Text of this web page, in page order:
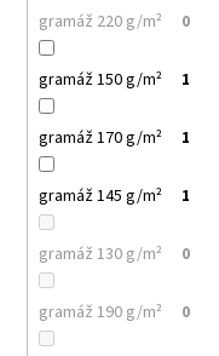
gramáž 220 g/m² 0
gramáž 150 g/m² 1
gramáž 170 g/m² 1
gramáž 145 g/m² 1
gramáž 130 g/m² 0
gramáž 190 g/m² 0